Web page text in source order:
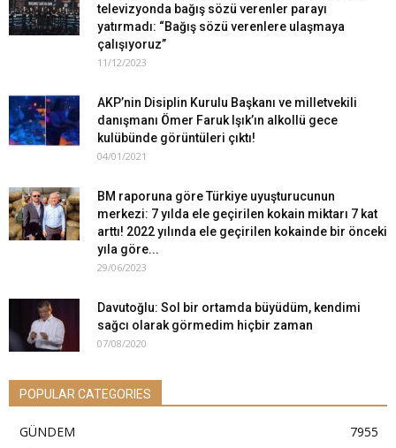
televizyonda bağış sözü verenler parayı
yatırmadı: “Bağış sözü verenlere ulaşmaya
çalışıyoruz”
11/12/2023
AKP’nin Disiplin Kurulu Başkanı ve milletvekili
danışmanı Ömer Faruk Işık’ın alkollü gece
kulübünde görüntüleri çıktı!
04/01/2021
BM raporuna göre Türkiye uyuşturucunun
merkezi: 7 yılda ele geçirilen kokain miktarı 7 kat
arttı! 2022 yılında ele geçirilen kokainde bir önceki
yıla göre...
29/06/2023
Davutoğlu: Sol bir ortamda büyüdüm, kendimi
sağcı olarak görmedim hiçbir zaman
07/08/2020
POPULAR CATEGORIES
GÜNDEM
7955